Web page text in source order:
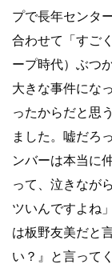
プで長年センタ
合わせて「すご
ープ時代）ぶつ
大きな事件にな
ったからだと思
ました。嘘だろ
ンバーは本当に
って、泣きなが
ツいんですよね
は板野友美だと
い？』と言って